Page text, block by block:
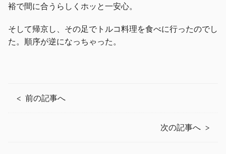
裕で間に合うらしくホッと一安心。
そして帰京し、その足でトルコ料理を食べに行ったのでし
た。順序が逆になっちゃった。
前の記事へ
次の記事へ